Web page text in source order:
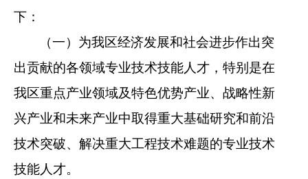
下：
（一）为我区经济发展和社会进步作出突
出贡献的各领域专业技术技能人才，特别是在
我区重点产业领域及特色优势产业、战略性新
兴产业和未来产业中取得重大基础研究和前沿
技术突破、解决重大工程技术难题的专业技术
技能人才。